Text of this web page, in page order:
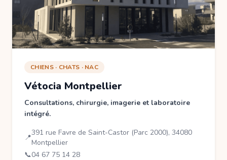
CHIENS · CHATS · NAC
Vétocia Montpellier
Consultations, chirurgie, imagerie et laboratoire
intégré.
📍
391 rue Favre de Saint-Castor (Parc 2000), 34080
Montpellier
📞04 67 75 14 28